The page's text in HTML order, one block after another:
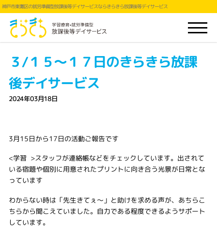
神戸市東灘区の就労準備型放課後等デイサービスならきらきら放課後等デイサービス
３/１５～１７日のきらきら放課
後デイサービス
2024年03月18日
3月15日から17日の活動ご報告です
<学習 >スタッフが連絡帳などをチェックしています。出されて
いる宿題や個別に用意されたプリントに向き合う光景が日常とな
っています
わからない時は「先生きてぇ〜」と助けを求める声が、あちらこ
ちらから聞こえていました。自力である程度できるようサポート
しています。